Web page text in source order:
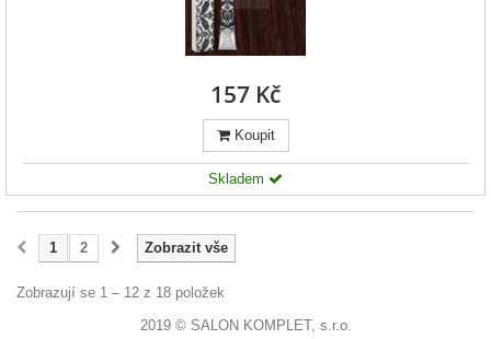
157 Kč
Koupit
Skladem
Zobrazit vše
1 2
Zobrazují se 1 – 12 z 18 položek
2019 © SALON KOMPLET, s.r.o.